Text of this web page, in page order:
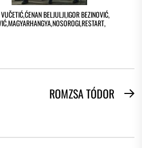
,ĆENAN BELJULJI,IGOR BEZINOVIĆ,
,MAGYARHANGYA,NOSOROGI,RESTART,
ROMZSA TÓDOR